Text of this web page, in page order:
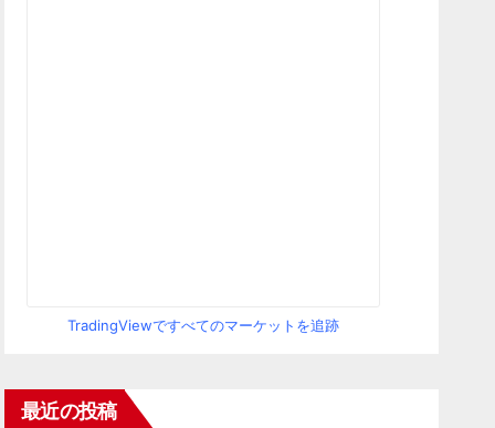
TradingViewですべてのマーケットを追跡
最近の投稿